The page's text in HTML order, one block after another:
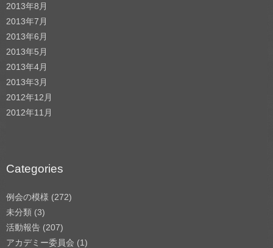
2013年8月
2013年7月
2013年6月
2013年5月
2013年4月
2013年3月
2012年12月
2012年11月
Categories
例会の模様 (272)
未分類 (3)
活動報告 (207)
アカデミー委員会 (1)